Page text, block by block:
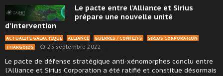
Le pacte entre l’Alliance et Sirius
prépare une nouvelle unité
d’intervention
ACTUALITÉ GALACTIQUE ALLIANCE GUERRES / CONFLITS
SIRIUS CORPORATION
THARGOIDS
23 septembre 2022
Le pacte de défense stratégique anti-xénomorphes conclu entre
l’Alliance et Sirius Corporation a été ratifié et constitue désormais